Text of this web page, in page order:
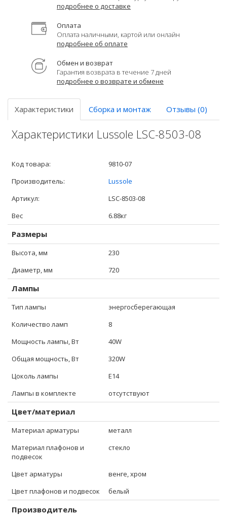
подробнее о доставке
Оплата
Оплата наличными, картой или онлайн
подробнее об оплате
Обмен и возврат
Гарантия возврата в течение 7 дней
подробнее о возврате и обмене
Характеристики Сборка и монтаж Отзывы (0)
Характеристики Lussole LSC-8503-08
Код товара:
9810-07
Производитель:
Lussole
Артикул:
LSC-8503-08
Вес
6.88кг
Размеры
Высота, мм
230
Диаметр, мм
720
Лампы
Тип лампы
энергосберегающая
Количество ламп
8
Мощность лампы, Вт
40W
Общая мощность, Вт
320W
Цоколь лампы
E14
Лампы в комплекте
отсутствуют
Цвет/материал
Материал арматуры
металл
Материал плафонов и
подвесок
стекло
Цвет арматуры
венге, хром
Цвет плафонов и подвесок
белый
Производитель